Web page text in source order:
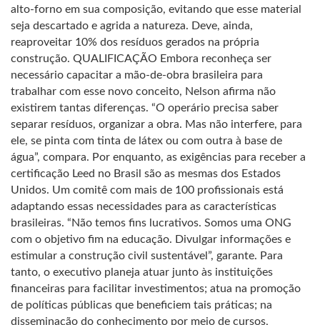
alto-forno em sua composição, evitando que esse material
seja descartado e agrida a natureza. Deve, ainda,
reaproveitar 10% dos resíduos gerados na própria
construção. QUALIFICAÇÃO Embora reconheça ser
necessário capacitar a mão-de-obra brasileira para
trabalhar com esse novo conceito, Nelson afirma não
existirem tantas diferenças. “O operário precisa saber
separar resíduos, organizar a obra. Mas não interfere, para
ele, se pinta com tinta de látex ou com outra à base de
água”, compara. Por enquanto, as exigências para receber a
certificação Leed no Brasil são as mesmas dos Estados
Unidos. Um comitê com mais de 100 profissionais está
adaptando essas necessidades para as características
brasileiras. “Não temos fins lucrativos. Somos uma ONG
com o objetivo fim na educação. Divulgar informações e
estimular a construção civil sustentável”, garante. Para
tanto, o executivo planeja atuar junto às instituições
financeiras para facilitar investimentos; atua na promoção
de políticas públicas que beneficiem tais práticas; na
disseminação do conhecimento por meio de cursos,